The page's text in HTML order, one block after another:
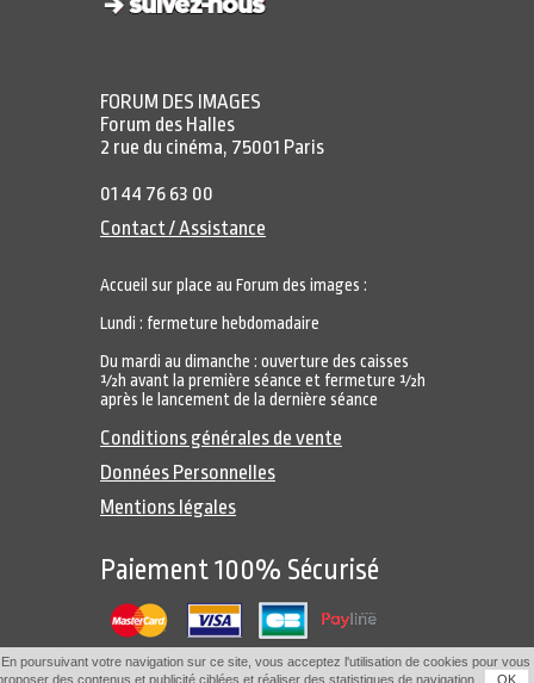
FORUM DES IMAGES
Forum des Halles
2 rue du cinéma, 75001 Paris
01 44 76 63 00
Contact / Assistance
Accueil sur place au Forum des images :
Lundi : fermeture hebdomadaire
Du mardi au dimanche : ouverture des caisses
½h avant la première séance et fermeture ½h
après le lancement de la dernière séance
Conditions générales de vente
Données Personnelles
Mentions légales
Paiement 100% Sécurisé
En poursuivant votre navigation sur ce site, vous acceptez l'utilisation de cookies pour vous
des contenus et publicité ciblées et réaliser des statistiques de navigation.
OK